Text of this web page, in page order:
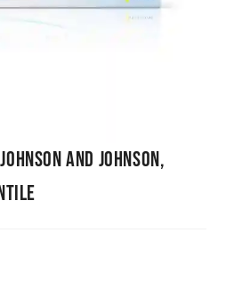
and Johnson,